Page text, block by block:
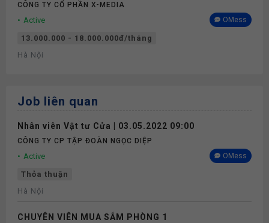
CÔNG TY CỔ PHẦN X-MEDIA
Active OMess
13.000.000 - 18.000.000đ/tháng
Hà Nội
Job liên quan
Nhân viên Vật tư Cửa | 03.05.2022 09:00
CÔNG TY CP TẬP ĐOÀN NGỌC DIỆP
Active OMess
Thỏa thuận
Hà Nội
CHUYÊN VIÊN MUA SẮM PHÒNG 1